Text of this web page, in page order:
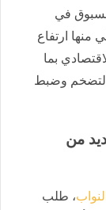
في
منها ارتفاع
بما
وضبط
من
النواب، طلب